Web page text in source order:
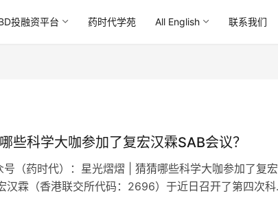
投融资平台 药时代学苑 All English 联系我们
些科学大咖参加了复宏汉霖SAB会议？
号（药时代）：星光熠熠 | 猜猜哪些科学大咖参加了复宏
汉霖（香港联交所代码：2696）于近日召开了第四次科